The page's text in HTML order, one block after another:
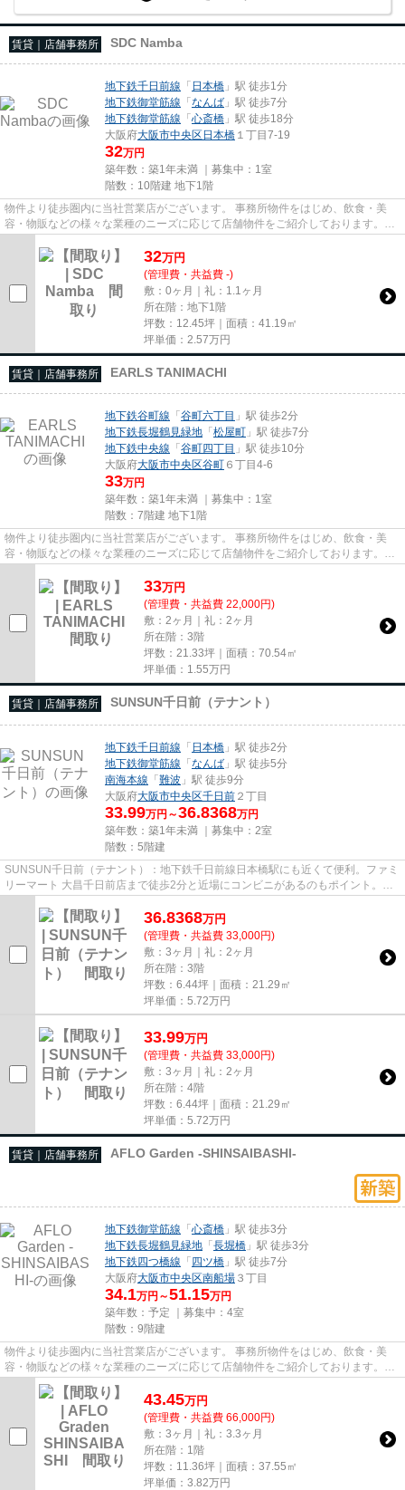
賃貸｜店舗事務所 SDC Namba
地下鉄千日前線 「 日本橋 」駅 徒歩1分
地下鉄御堂筋線 「なんば 」駅 徒歩7分
地下鉄御堂筋線 「心斎橋 」駅 徒歩18分
大阪府大阪市中央区日本橋 １丁目7-19
32万円
築年数：築1年未満 ｜募集中： 1室
階数：10階建 地下1階
物件より徒歩圏内に当社営業店がございます。 事務所物件をはじめ、飲食・美
容・物販などの様々な業種のニーズに応じて店舗物件をご紹介しております。
尚、弊社ではおとり広告は一切...
32万円
(管理費・共益費 -)
敷：0ヶ月｜礼：1.1ヶ月
所在階：地下1階
坪数：12.45坪｜面積：41.19㎡
坪単価： 2.57万円
賃貸｜店舗事務所 EARLS TANIMACHI
地下鉄谷町線 「谷町六丁目 」駅 徒歩2分
地下鉄長堀鶴見緑地 「松屋町 」駅 徒歩7分
地下鉄中央線 「谷町四丁目 」駅 徒歩10分
大阪府大阪市中央区谷町 ６丁目4-6
33万円
築年数：築1年未満 ｜募集中： 1室
階数：7階建 地下1階
物件より徒歩圏内に当社営業店がございます。 事務所物件をはじめ、飲食・美
容・物販などの様々な業種のニーズに応じて店舗物件をご紹介しております。
尚、弊社ではおとり広告は一切...
33万円
(管理費・共益費 22,000円)
敷：2ヶ月｜礼：2ヶ月
所在階：3階
坪数：21.33坪｜面積：70.54㎡
坪単価： 1.55万円
賃貸｜店舗事務所 SUNSUN千日前（テナント）
地下鉄千日前線 「 日本橋 」駅 徒歩2分
地下鉄御堂筋線 「なんば 」駅 徒歩5分
南海本線 「難波 」駅 徒歩9分
大阪府大阪市中央区千日前 ２丁目
33.99万円～36.8368万円
築年数：築1年未満 ｜募集中： 2室
階数：5階建
SUNSUN千日前（テナント）：地下鉄千日前線日本橋駅にも近くて便利。ファミ
リーマート 大昌千日前店まで徒歩2分と近場にコンビニがあるのもポイント。こ
ちらの物件にはエレベーターが...
36.8368万円
(管理費・共益費 33,000円)
敷：3ヶ月｜礼：2ヶ月
所在階：3階
坪数：6.44坪｜面積：21.29㎡
坪単価： 5.72万円
33.99万円
(管理費・共益費 33,000円)
敷：3ヶ月｜礼：2ヶ月
所在階：4階
坪数：6.44坪｜面積：21.29㎡
坪単価： 5.72万円
賃貸｜店舗事務所 AFLO Garden -SHINSAIBASHI-
地下鉄御堂筋線 「心斎橋 」駅 徒歩3分
地下鉄長堀鶴見緑地 「長堀橋 」駅 徒歩3分
地下鉄四つ橋線 「四ツ橋 」駅 徒歩7分
大阪府大阪市中央区南船場 ３丁目
34.1万円～51.15万円
築年数：予定 ｜募集中： 4室
階数：9階建
物件より徒歩圏内に当社営業店がございます。 事務所物件をはじめ、飲食・美
容・物販などの様々な業種のニーズに応じて店舗物件をご紹介しております。
尚、弊社ではおとり広告は一切...
43.45万円
(管理費・共益費 66,000円)
敷：3ヶ月｜礼：3.3ヶ月
所在階：1階
坪数：11.36坪｜面積：37.55㎡
坪単価： 3.82万円